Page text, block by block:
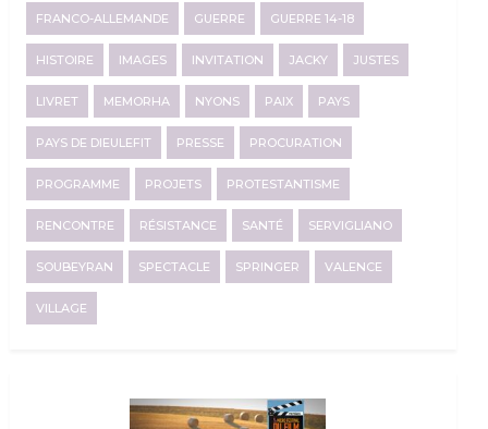
FRANCO-ALLEMANDE GUERRE GUERRE 14-18
HISTOIRE IMAGES INVITATION JACKY JUSTES
LIVRET MEMORHA NYONS PAIX PAYS
PAYS DE DIEULEFIT PRESSE PROCURATION
PROGRAMME PROJETS PROTESTANTISME
RENCONTRE RÉSISTANCE SANTÉ SERVIGLIANO
SOUBEYRAN SPECTACLE SPRINGER VALENCE
VILLAGE